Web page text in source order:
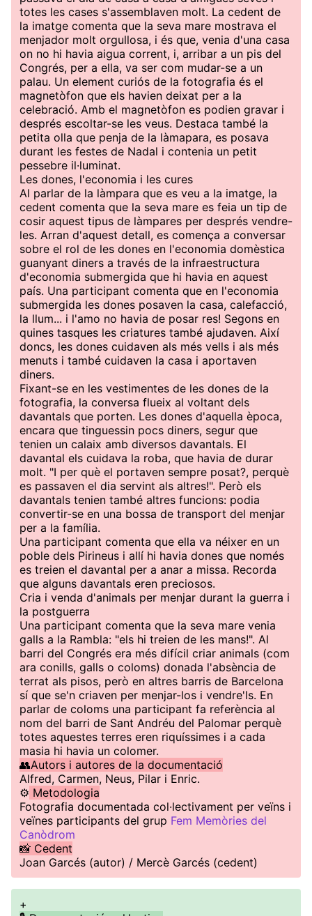
totes les cases s'assemblaven molt. La cedent de
la imatge comenta que la seva mare mostrava el
menjador molt orgullosa, i és que, venia d'una casa
on no hi havia aigua corrent, i, arribar a un pis del
Congrés, per a ella, va ser com mudar-se a un
palau. Un element curiós de la fotografia és el
magnetòfon que els havien deixat per a la
celebració. Amb el magnetòfon es podien gravar i
després escoltar-se les veus. Destaca també la
petita olla que penja de la làmapara, es posava
durant les festes de Nadal i contenia un petit
pessebre il·luminat.
Les dones, l'economia i les cures
Al parlar de la làmpara que es veu a la imatge, la
cedent comenta que la seva mare es feia un tip de
cosir aquest tipus de làmpares per després vendre-
les. Arran d'aquest detall, es comença a conversar
sobre el rol de les dones en l'economia domèstica
guanyant diners a través de la infraestructura
d'economia submergida que hi havia en aquest
país. Una participant comenta que en l'economia
submergida les dones posaven la casa, calefacció,
la llum... i l'amo no havia de posar res! Segons en
quines tasques les criatures també ajudaven. Així
doncs, les dones cuidaven als més vells i als més
menuts i també cuidaven la casa i aportaven
diners.
Fixant-se en les vestimentes de les dones de la
fotografia, la conversa flueix al voltant dels
davantals que porten. Les dones d'aquella època,
encara que tinguessin pocs diners, segur que
tenien un calaix amb diversos davantals. El
davantal els cuidava la roba, que havia de durar
molt. "I per què el portaven sempre posat?, perquè
es passaven el dia servint als altres!". Però els
davantals tenien també altres funcions: podia
convertir-se en una bossa de transport del menjar
per a la família.
Una participant comenta que ella va néixer en un
poble dels Pirineus i allí hi havia dones que només
es treien el davantal per a anar a missa. Recorda
que alguns davantals eren preciosos.
Cria i venda d'animals per menjar durant la guerra i
la postguerra
Una participant comenta que la seva mare venia
galls a la Rambla: "els hi treien de les mans!". Al
barri del Congrés era més difícil criar animals (com
ara conills, galls o coloms) donada l'absència de
terrat als pisos, però en altres barris de Barcelona
sí que se'n criaven per menjar-los i vendre'ls. En
parlar de coloms una participant fa referència al
nom del barri de Sant Andréu del Palomar perquè
totes aquestes terres eren riquíssimes i a cada
masia hi havia un colomer.
👥Autors i autores de la documentació
Alfred, Carmen, Neus, Pilar i Enric.
⚙️ Metodologia
Fotografia documentada col·lectivament per veïns i
veïnes participants del grup Fem Memòries del
Canòdrom
📸 Cedent
Joan Garcés (autor) / Mercè Garcés (cedent)
+